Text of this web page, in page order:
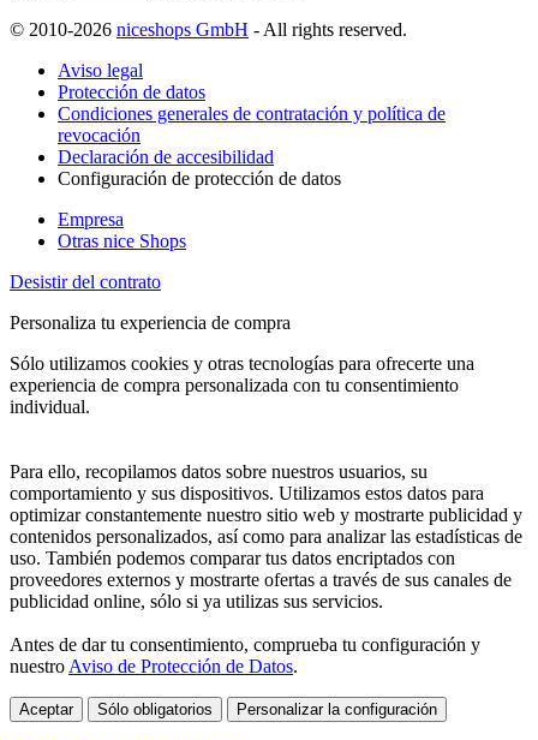
© 2010-2026 niceshops GmbH - All rights reserved.
Aviso legal
Protección de datos
Condiciones generales de contratación y política de
revocación
Declaración de accesibilidad
Configuración de protección de datos
Empresa
Otras nice Shops
Desistir del contrato
Personaliza tu experiencia de compra
Sólo utilizamos cookies y otras tecnologías para ofrecerte una
experiencia de compra personalizada con tu consentimiento
individual.
Para ello, recopilamos datos sobre nuestros usuarios, su
comportamiento y sus dispositivos. Utilizamos estos datos para
optimizar constantemente nuestro sitio web y mostrarte publicidad y
contenidos personalizados, así como para analizar las estadísticas de
uso. También podemos comparar tus datos encriptados con
proveedores externos y mostrarte ofertas a través de sus canales de
publicidad online, sólo si ya utilizas sus servicios.
Antes de dar tu consentimiento, comprueba tu configuración y
nuestro Aviso de Protección de Datos.
Aceptar Sólo obligatorios Personalizar la configuración